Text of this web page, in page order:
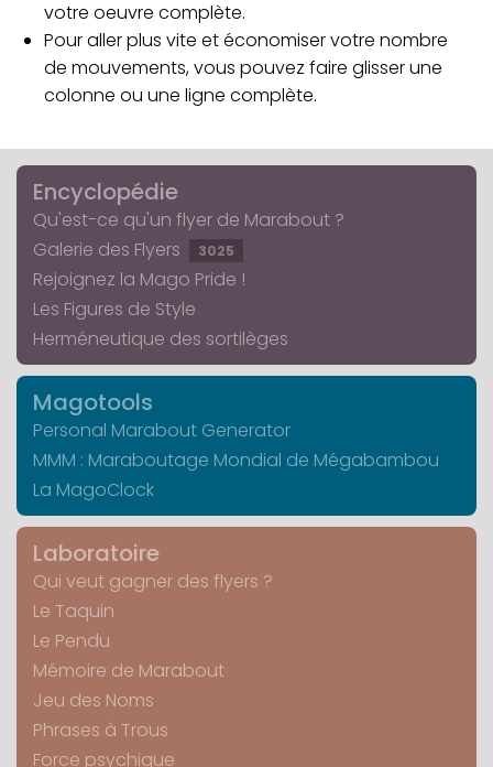
votre oeuvre complète.
Pour aller plus vite et économiser votre nombre
de mouvements, vous pouvez faire glisser une
colonne ou une ligne complète.
Encyclopédie
Qu'est-ce qu'un flyer de Marabout ?
Galerie des Flyers
3025
Rejoignez la Mago Pride !
Les Figures de Style
Herméneutique des sortilèges
Magotools
Personal Marabout Generator
MMM : Maraboutage Mondial de Mégabambou
La MagoClock
Laboratoire
Qui veut gagner des flyers ?
Le Taquin
Le Pendu
Mémoire de Marabout
Jeu des Noms
Phrases à Trous
Force psychique